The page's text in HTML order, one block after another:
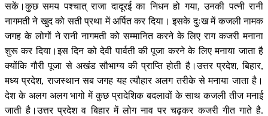
सकें।कुछ समय पश्चात् राजा दादूरई का निधन हो गया, उनकी पत्नी रानी
नागमती ने खुद को सती प्रथा में अर्पित कर दिया। इसके दुःख में कजली नामक
जगह के लोगों ने रानी नागमती को सम्मानित करने के लिए राग कजरी मनाना
शुरू कर दिया।इस दिन को देवी पार्वती की पूजा करने के लिए मनाया जाता है
क्योंकि गौरी पूजा से अखंड सौभाग्य की प्राप्ति होती है।उत्तर प्रदेश, बिहार,
मध्य प्रदेश, राजस्थान सब जगह यह त्यौहार अलग तरीके से मनाया जाता है।
देश के अलग अलग भागो में कुछ प्रादेशिक बदलावों के साथ कजली तीज मनाई
जाती है।उत्तर प्रदेश व बिहार में लोग नाव पर चढ़कर कजरी गीत गाते है.